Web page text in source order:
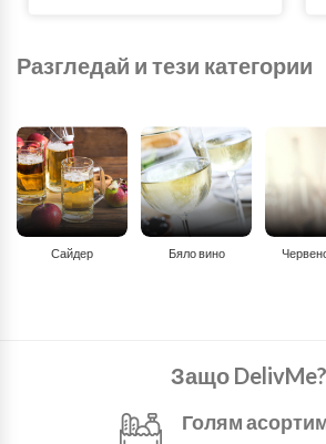
Разгледай и тези категории
Сайдер Бяло вино
Защо DelivMe?
Голям